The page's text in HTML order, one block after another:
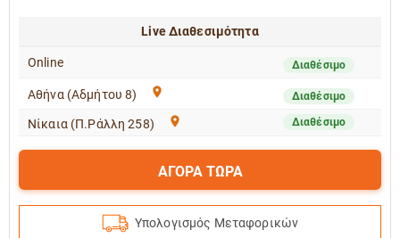
Live Διαθεσιμότητα
Online Διαθέσιμο
Αθήνα (Αδμήτου 8) Διαθέσιμο
Νίκαια (Π.Ράλλη 258) Διαθέσιμο
ΑΓΟΡΑ ΤΩΡΑ
Υπολογισμός Μεταφορικών